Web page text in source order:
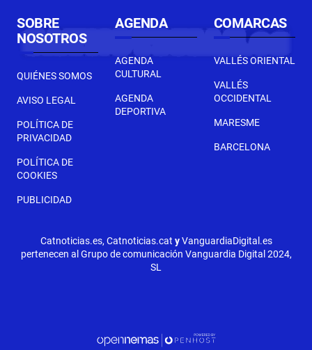
SOBRE
NOSOTROS
QUIÉNES SOMOS
AVISO LEGAL
POLÍTICA DE
PRIVACIDAD
POLÍTICA DE
COOKIES
PUBLICIDAD
AGENDA
AGENDA
CULTURAL
AGENDA
DEPORTIVA
COMARCAS
VALLÉS ORIENTAL
VALLÉS
OCCIDENTAL
MARESME
BARCELONA
Catnoticias.es, Catnoticias.cat yVanguardiaDigital.es
pertenecen al Grupo de comunicación Vanguardia Digital 2024,
SL